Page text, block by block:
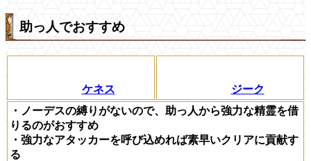
助っ人でおすすめ
ケネス
ジーク
・ノーデスの縛りがないので、助っ人から強力な精霊を借
りるのがおすすめ
・強力なアタッカーを呼び込めれば素早いクリアに貢献す
る